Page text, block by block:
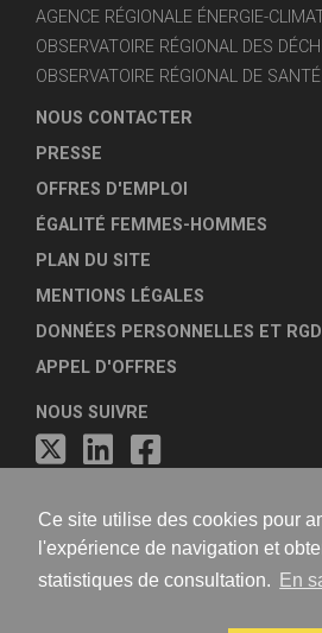
Ce site utilise des cookies pour
l'expérience de navigation et
statistiques de consultation.
En
AGENCE RÉGIONALE ÉNERGIE-
OBSERVATOIRE RÉGIONAL DES
OBSERVATOIRE RÉGIONAL DE
NOUS CONTACTER
PRESSE
OFFRES D'EMPLOI
ÉGALITÉ FEMMES-HOMMES
PLAN DU SITE
MENTIONS LÉGALES
DONNÉES PERSONNELLES ET
APPEL D'OFFRES
NOUS SUIVRE
FÉDÉRATION NATIONALE DES